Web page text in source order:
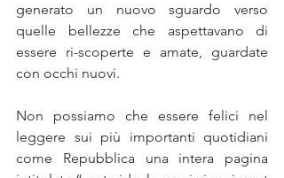
generato un nuovo sguardo verso
quelle bellezze che aspettavano di
essere ri-scoperte e amate, guardate
con occhi nuovi.
Non possiamo che essere felici nel
leggere sui più importanti quotidiani
come Repubblica una intera pagina